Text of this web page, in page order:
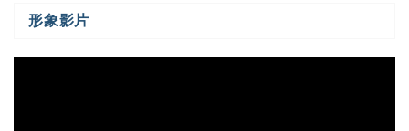
形象影片